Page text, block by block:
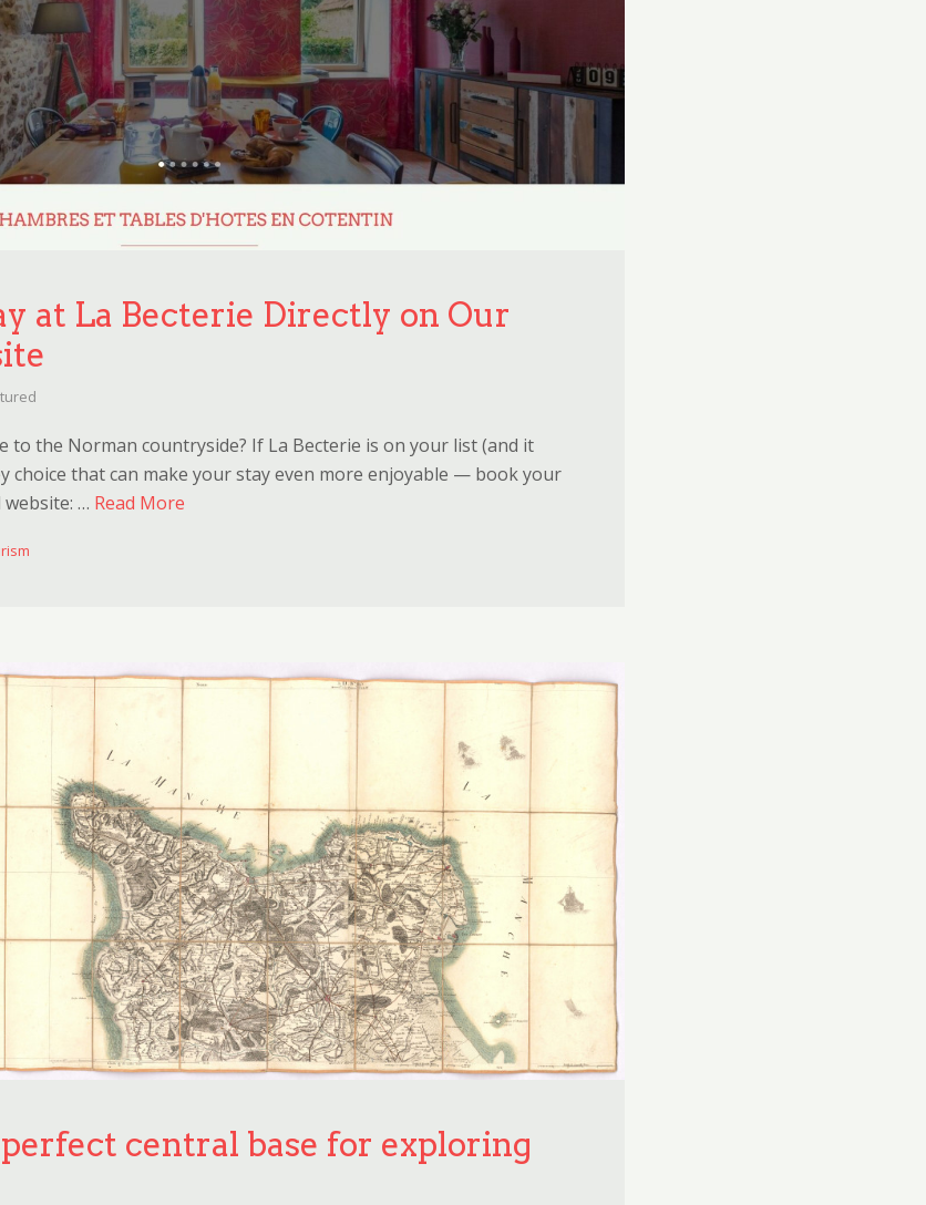
at La Becterie Directly on Our
to the Norman countryside? If La Becterie is on your list (and it
choice that can make your stay even more enjoyable — book your
… Read More
perfect central base for exploring